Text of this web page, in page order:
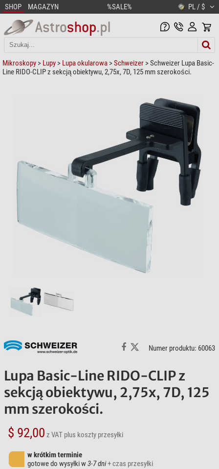
SHOP MAGAZYN %SALE% PL / $
Mikroskopy > Lupy > Lupa okularowa >Schweizer > Schweizer Lupa Basic-
Line RIDO-CLIP z sekcją obiektywu, 2,75x, 7D, 125 mm szerokości.
Numer produktu: 60063
Lupa Basic-Line RIDO-CLIP z
sekcją obiektywu, 2,75x, 7D, 125
mm szerokości.
$ 92,00 z VAT plus koszty przesyłki
w krótkim terminie
gotowe do wysyłki w3-7 dni+ czas przesyłki